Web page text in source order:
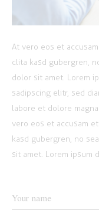
At vero eos et
clita kasd gubergren,
dolor sit amet. Lorem
sadipscing elitr, sed
labore et dolore
vero eos et accusam
kasd gubergren, no
sit amet. Lorem ipsum